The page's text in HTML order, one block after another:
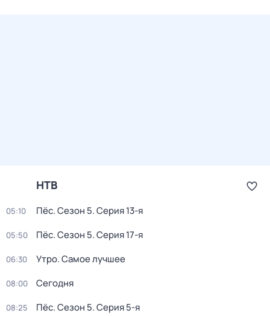
НТВ
05:10 Пёс. Сезон 5. Серия 13-я
05:50 Пёс. Сезон 5. Серия 17-я
06:30 Утро. Самое лучшее
08:00 Сегодня
08:25 Пёс. Сезон 5. Серия 5-я